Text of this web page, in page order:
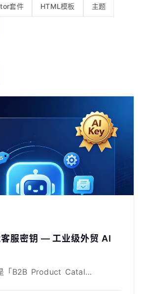
套件 HTML模板 主题
服密钥 — 工业级外贸 AI
「B2B Product Catal…